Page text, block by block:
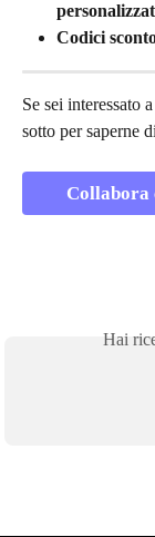
Codici
Se sei interessato
sotto per saperne
Collabora
Hai